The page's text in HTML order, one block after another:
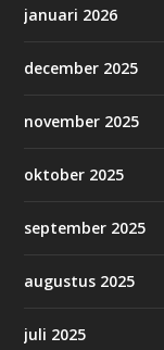
januari 2026
december 2025
november 2025
oktober 2025
september 2025
augustus 2025
juli 2025